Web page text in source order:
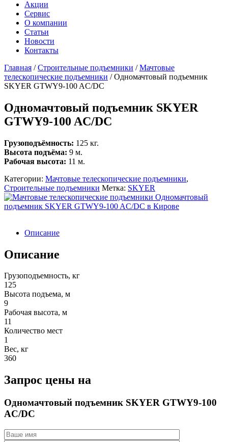
Акции
Сервис
О компании
Статьи
Новости
Контакты
Главная /Строительные подъемники /Мачтовые
телескопические подъемники /Одномачтовый подъемник
SKYER GTWY9-100 AC/DC
Одномачтовый подъемник SKYER
GTWY9-100 AC/DC
Грузоподъёмность: 125 кг.
Высота подъёма: 9 м.
Рабочая высота: 11 м.
Категории: Мачтовые телескопические подъемники,
Строительные подъемники Метка: SKYER
Описание
Описание
Грузоподъемность, кг
125
Высота подъема, м
9
Рабочая высота, м
11
Количество мест
1
Вес, кг
360
Запрос цены на
Одномачтовый подъемник SKYER GTWY9-100
AC/DC